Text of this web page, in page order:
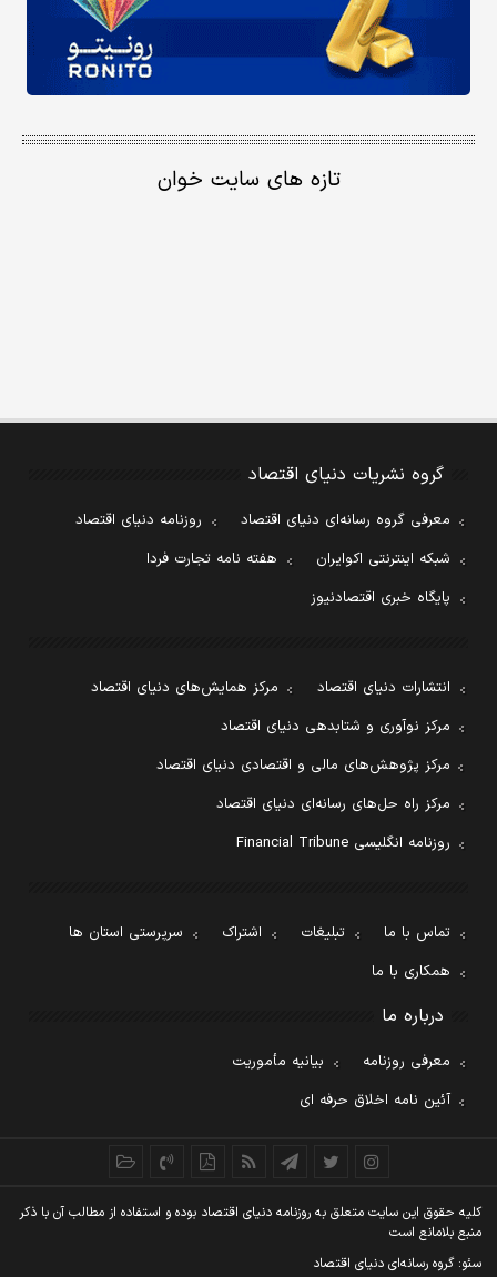
تازه های سایت خوان
گروه نشریات دنیای اقتصاد
معرفی گروه رسانه‌ای دنیای اقتصاد
روزنامه دنیای اقتصاد
شبکه اینترنتی اکوایران
هفته نامه تجارت فردا
پایگاه خبری اقتصادنیوز
انتشارات دنیای اقتصاد
مرکز همایش‌های دنیای اقتصاد
مرکز نوآوری و شتابدهی دنیای اقتصاد
مرکز پژوهش‌های مالی و اقتصادی دنیای اقتصاد
مرکز راه حل‌های رسانه‌ای دنیای اقتصاد
روزنامه انگلیسی Financial Tribune
تماس با ما تبلیغات اشتراک
سرپرستی استان ها
همکاری با ما
درباره ما
معرفی روزنامه
بیانیه مأموریت
آئین نامه اخلاق حرفه ای
کليه حقوق اين سايت متعلق به روزنامه دنيای اقتصاد بوده و استفاده از مطالب آن با ذکر
منبع بلامانع است
سئو: گروه رسانه‌ای دنیای اقتصاد